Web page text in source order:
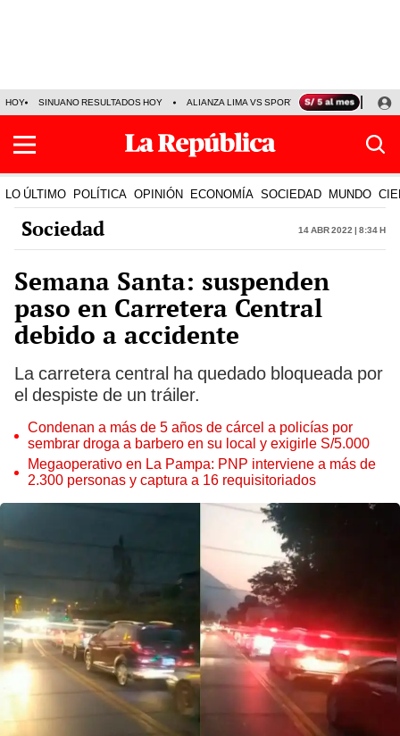
HOY SINUANO RESULTADOS HOY ALIANZA LIMA VS SPORT BOYS JORGE
LO ÚLTIMO POLÍTICA OPINIÓN ECONOMÍA SOCIEDAD MUNDO
Sociedad 14 Abr 2022 | 8:34 h
Semana Santa: suspenden
paso en Carretera Central
debido a accidente
La carretera central ha quedado bloqueada por
el despiste de un tráiler.
Condenan a más de 5 años de cárcel a policías por
sembrar droga a barbero en su local y exigirle S/5.000
Megaoperativo en La Pampa: PNP interviene a más de
2.300 personas y captura a 16 requisitoriados